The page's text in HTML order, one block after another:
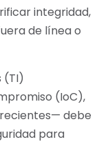
integridad,
de línea o
(TI)
(IoC),
debe
para